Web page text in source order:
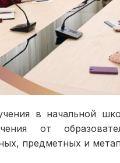
в начальной
от
предметных и